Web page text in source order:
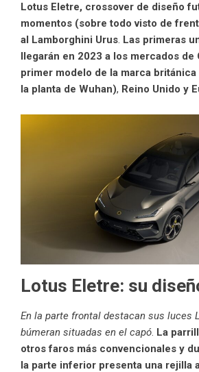
Lotus Eletre, crossover de diseño
momentos (sobre todo visto de
al
Lamborghini Urus. Las primeras
llegarán en 2023 a los mercados de
primer modelo de la marca
la planta de Wuhan), Reino Unido y
Lotus Eletre: su
En la parte frontal destacan sus luces
búmeran situadas en el capó La
otros faros más convencionales y
la parte inferior presenta una rejilla